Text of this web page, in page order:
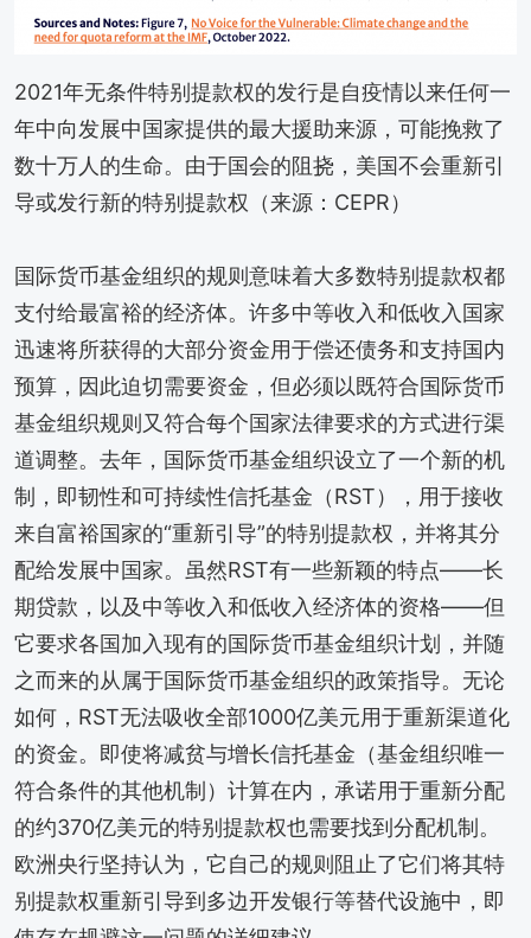
2021年无条件特别提款权的发行是自疫情以来任何一
年中向发展中国家提供的最大援助来源，可能挽救了
数十万人的生命。由于国会的阻挠，美国不会重新引
导或发行新的特别提款权（来源：CEPR）
国际货币基金组织的规则意味着大多数特别提款权都
支付给最富裕的经济体。许多中等收入和低收入国家
迅速将所获得的大部分资金用于偿还债务和支持国内
预算，因此迫切需要资金，但必须以既符合国际货币
基金组织规则又符合每个国家法律要求的方式进行渠
道调整。去年，国际货币基金组织设立了一个新的机
制，即韧性和可持续性信托基金（RST），用于接收
来自富裕国家的“重新引导”的特别提款权，并将其分
配给发展中国家。虽然RST有一些新颖的特点——长
期贷款，以及中等收入和低收入经济体的资格——但
它要求各国加入现有的国际货币基金组织计划，并随
之而来的从属于国际货币基金组织的政策指导。无论
如何，RST无法吸收全部1000亿美元用于重新渠道化
的资金。即使将减贫与增长信托基金（基金组织唯一
符合条件的其他机制）计算在内，承诺用于重新分配
的约370亿美元的特别提款权也需要找到分配机制。
欧洲央行坚持认为，它自己的规则阻止了它们将其特
别提款权重新引导到多边开发银行等替代设施中，即